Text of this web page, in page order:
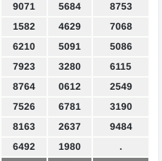
9071 5684
8753
1582 4629
7068
6210 5091
5086
7923 3280
6115
8764 0612
2549
7526 6781
3190
8163 2637
9484
6492 1980 .